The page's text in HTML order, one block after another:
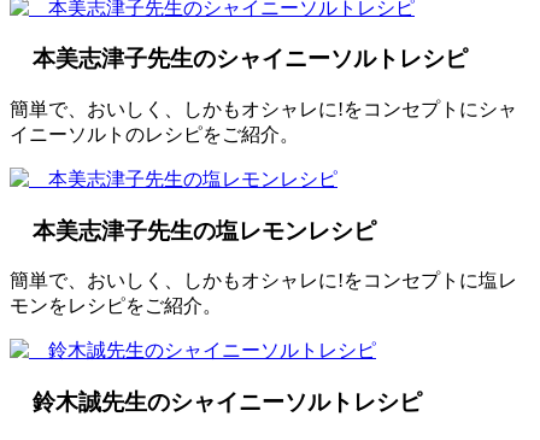
本美志津子先生のシャイニーソルトレシピ
簡単で、おいしく、しかもオシャレに!をコンセプトにシャ
イニーソルトのレシピをご紹介。
本美志津子先生の塩レモンレシピ
簡単で、おいしく、しかもオシャレに!をコンセプトに塩レ
モンをレシピをご紹介。
鈴木誠先生のシャイニーソルトレシピ